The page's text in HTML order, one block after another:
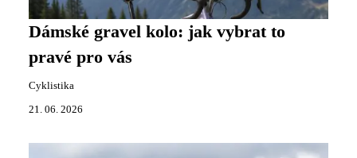
Dámské gravel kolo: jak vybrat to
pravé pro vás
Cyklistika
21. 06. 2026